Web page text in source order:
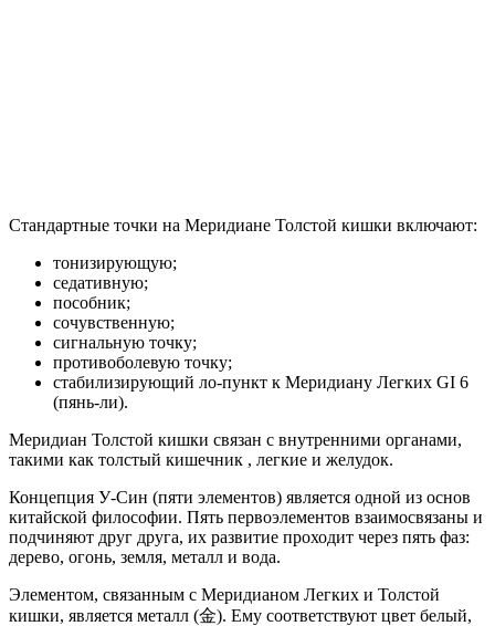
Стандартные точки на Меридиане Толстой кишки включают:
тонизирующую;
седативную;
пособник;
сочувственную;
сигнальную точку;
противоболевую точку;
стабилизирующий ло-пункт к Меридиану Легких GI 6
(пянь-ли).
Меридиан Толстой кишки связан с внутренними органами,
такими как толстый кишечник , легкие и желудок.
Концепция У-Син (пяти элементов) является одной из основ
китайской философии. Пять первоэлементов взаимосвязаны и
подчиняют друг друга, их развитие проходит через пять фаз:
дерево, огонь, земля, металл и вода.
Элементом, связанным с Меридианом Легких и Толстой
кишки, является металл (金). Ему соответствуют цвет белый,